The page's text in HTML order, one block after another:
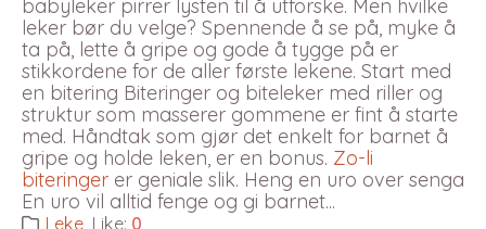
babyleker pirrer lysten til å utforske. Men hvilke
leker bør du velge? Spennende å se på, myke å
ta på, lette å gripe og gode å tygge på er
stikkordene for de aller første lekene. Start med
en bitering Biteringer og biteleker med riller og
struktur som masserer gommene er fint å starte
med. Håndtak som gjør det enkelt for barnet å
gripe og holde leken, er en bonus. Zo-li
biteringer er geniale slik. Heng en uro over senga
En uro vil alltid fenge og gi barnet...
Leke Like: 0